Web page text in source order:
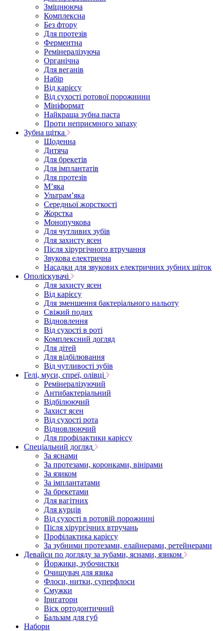
Зміцнююча
Комплексна
Без фтору
Для протезів
Ферментна
Ремінералізуюча
Органічна
Для веганів
Набір
Від карієсу
Від сухості ротової порожнини
Мініформат
Найкраща зубна паста
Проти неприємного запаху
Зубна щітка
Щоденна
Дитяча
Для брекетів
Для імплантатів
Для протезів
Мʼяка
Ультрамʼяка
Середньої жорсткості
Жорстка
Монопучкова
Для чутливих зубів
Для захисту ясен
Після хірургічного втручання
Звукова електрична
Насадки для звукових електричних зубних щіток
Ополіскувачі
Для захисту ясен
Від карієсу
Для зменшення бактеріального нальоту
Свіжий подих
Відновлення
Від сухості в роті
Комплексний догляд
Для дітей
Для відбілювання
Від чутливості зубів
Гелі, муси, спреї, олівці
Ремінералізуючий
Антибактеріальний
Відбілюючий
Захист ясен
Від сухості рота
Відновлюючий
Для профілактики карієсу
Спеціальний догляд
За яснами
За протезами, коронками, вінірами
За язиком
За імплантатами
За брекетами
Для вагітних
Для курців
Від сухості в ротовій порожнині
Після хірургічних втручань
Профілактика карієсу
За зубними протезами, елайнерами, ретейнерами
Девайси по догляду за зубами, яснами, язиком
Йоржики, зубочистки
Очищувач для язика
Флоси, нитки, суперфлоси
Смужки
Іригатори
Віск ортодонтичний
Бальзам для губ
Набори